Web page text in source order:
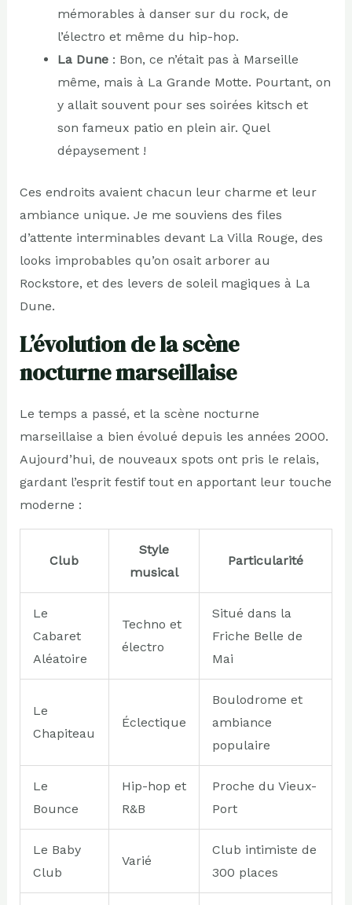
mémorables à danser sur du rock, de
l’électro et même du hip-hop.
La Dune: Bon, ce n’était pas à Marseille
même, mais à La Grande Motte. Pourtant, on
y allait souvent pour ses soirées kitsch et
son fameux patio en plein air. Quel
dépaysement !
Ces endroits avaient chacun leur charme et leur
ambiance unique. Je me souviens des files
d’attente interminables devant La Villa Rouge, des
looks improbables qu’on osait arborer au
Rockstore, et des levers de soleil magiques à La
Dune.
L’évolution de la scène
nocturne marseillaise
Le temps a passé, et la scène nocturne
marseillaise a bien évolué depuis les années 2000.
Aujourd’hui, de nouveaux spots ont pris le relais,
gardant l’esprit festif tout en apportant leur touche
moderne :
Club
Style
musical
Particularité
Le
Cabaret
Aléatoire
Techno et
électro
Situé dans la
Friche Belle de
Mai
Le
Chapiteau
Éclectique
Boulodrome et
ambiance
populaire
Le
Bounce
Hip-hop et
R&B
Proche du Vieux-
Port
Le Baby
Club
Varié
Club intimiste de
300 places